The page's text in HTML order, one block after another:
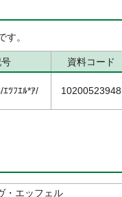
す。
資料コード
ﾂﾌｴﾙ*ｱ/ 10200523948
・エッフェル